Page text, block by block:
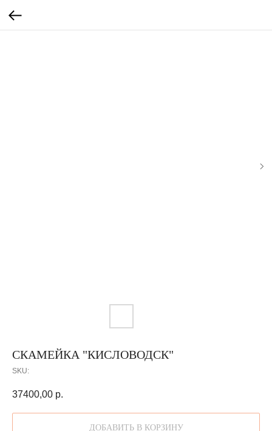
СКАМЕЙКА "КИСЛОВОДСК"
SKU:
37400,00 р.
ДОБАВИТЬ В КОРЗИНУ